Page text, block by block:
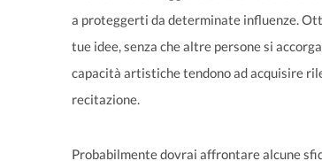
a proteggerti da determinate influenze.
tue idee, senza che altre persone si
capacità artistiche tendono ad acquisire
recitazione.
Probabilmente dovrai affrontare alcune